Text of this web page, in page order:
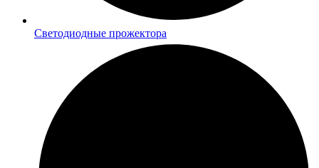
Светодиодные прожектора